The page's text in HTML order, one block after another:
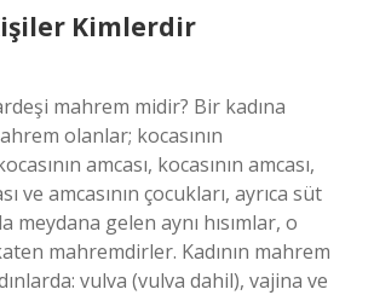
Kimlerdir
mahrem midir? Bir kadına
olanlar; kocasının
amcası, kocasının amcası,
ve amcasının çocukları, ayrıca süt
meydana gelen aynı hısımlar, o
mahremdirler. Kadının mahrem
vulva (vulva dahil), vajina ve